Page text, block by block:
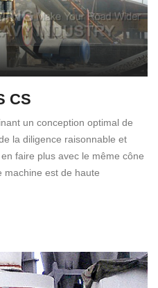
CS
un conception optimal de
la diligence raisonnable et
faire plus avec le même cône
machine est de haute